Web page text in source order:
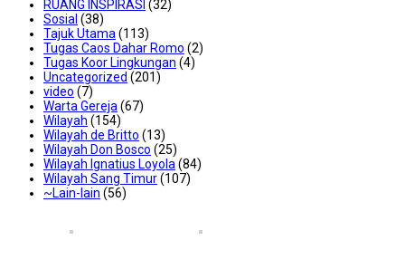
RUANG INSPIRASI (32)
Sosial (38)
Tajuk Utama (113)
Tugas Caos Dahar Romo (2)
Tugas Koor Lingkungan (4)
Uncategorized (201)
video (7)
Warta Gereja (67)
Wilayah (154)
Wilayah de Britto (13)
Wilayah Don Bosco (25)
Wilayah Ignatius Loyola (84)
Wilayah Sang Timur(107)
~Lain-lain (56)